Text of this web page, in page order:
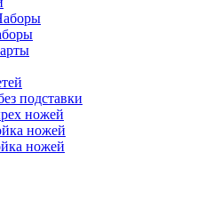
подставки
ножей
ножей
ножей